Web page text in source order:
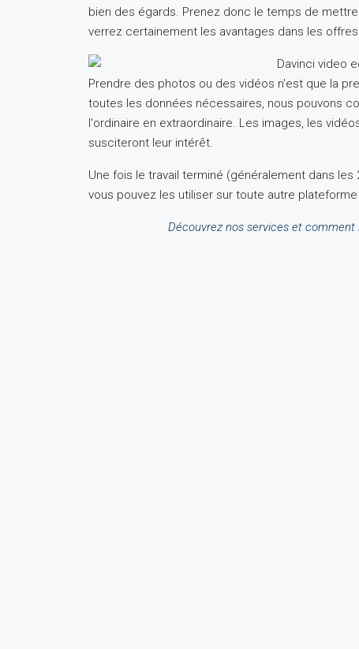
bien des égards. Prenez donc le temps de
verrez certainement les avantages dans les
Prendre des photos ou des vidéos n'est que la
toutes les données nécessaires, nous pouvons
l'ordinaire en extraordinaire. Les images, les
susciteront leur intérêt.
Une fois le travail terminé (généralement dans
vous pouvez les utiliser sur toute autre
Découvrez nos services et